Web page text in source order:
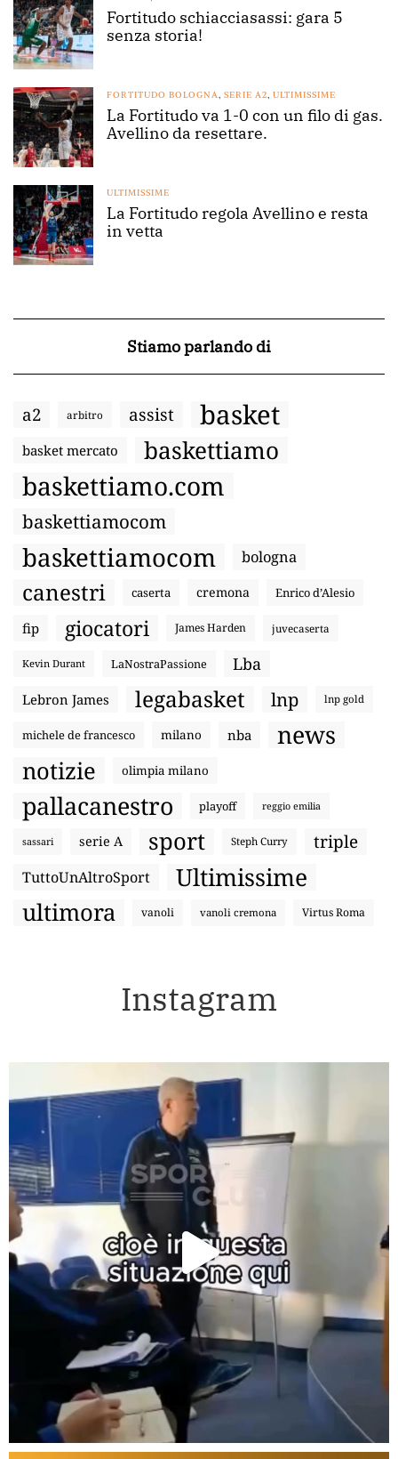
Fortitudo schiacciasassi: gara 5
senza storia!
FORTITUDO BOLOGNA, SERIE A2, ULTIMISSIME
La Fortitudo va 1-0 con un filo di gas.
Avellino da resettare.
ULTIMISSIME
La Fortitudo regola Avellino e resta
in vetta
Stiamo parlando di
a2 arbitro assist basket
basket mercato baskettiamo
baskettiamo.com
baskettiamocom
baskettiamocom bologna
canestri caserta cremona Enrico d’Alesio
fip giocatori James Harden juvecaserta
Kevin Durant LaNostraPassione Lba
Lebron James legabasket lnp lnp gold
michele de francesco milano nba news
notizie olimpia milano
pallacanestro playoff reggio emilia
sassari serie A sport Steph Curry triple
TuttoUnAltroSport Ultimissime
ultimora vanoli vanoli cremona Virtus Roma
Instagram